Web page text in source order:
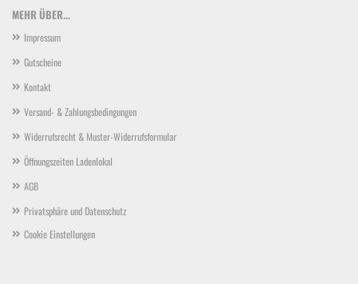
MEHR ÜBER...
Impressum
Gutscheine
Kontakt
Versand- & Zahlungsbedingungen
Widerrufsrecht & Muster-Widerrufsformular
Öffnungszeiten Ladenlokal
AGB
Privatsphäre und Datenschutz
Cookie Einstellungen